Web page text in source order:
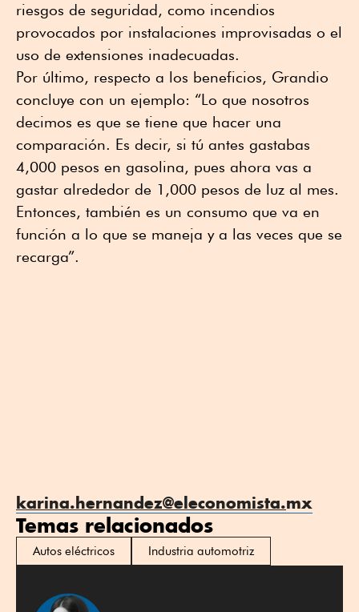
riesgos de seguridad, como incendios
provocados por instalaciones improvisadas o el
uso de extensiones inadecuadas.
Por último, respecto a los beneficios, Grandio
concluye con un ejemplo: “Lo que nosotros
decimos es que se tiene que hacer una
comparación. Es decir, si tú antes gastabas
4,000 pesos en gasolina, pues ahora vas a
gastar alrededor de 1,000 pesos de luz al mes.
Entonces, también es un consumo que va en
función a lo que se maneja y a las veces que se
recarga”.
karina.hernandez@eleconomista.mx
Temas relacionados
Autos eléctricos Industria automotriz